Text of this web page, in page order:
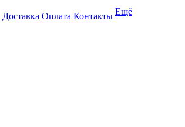
Доставка Оплата Контакты Ещё